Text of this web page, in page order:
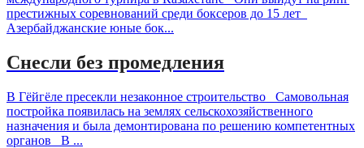
престижных соревнований среди боксеров до 15 лет
Азербайджанские юные бок...
Снесли без промедления
В Гёйгёле пресекли незаконное строительство Самовольная
постройка появилась на землях сельскохозяйственного
назначения и была демонтирована по решению компетентных
органов В ...